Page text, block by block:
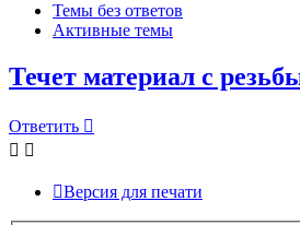
Темы без ответов
Активные темы
Течет материал с
Ответить
Версия для печати